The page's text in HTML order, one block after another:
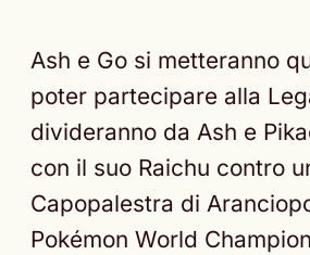
Ash e Go si metteranno
poter partecipare alla
divideranno da Ash e
con il suo Raichu contro
Capopalestra di
Pokémon World